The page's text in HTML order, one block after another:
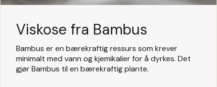
Viskose fra Bambus
Bambus er en bærekraftig ressurs som krever
minimalt med vann og kjemikalier for å dyrkes. Det
gjør Bambus til en bærekraftig plante.